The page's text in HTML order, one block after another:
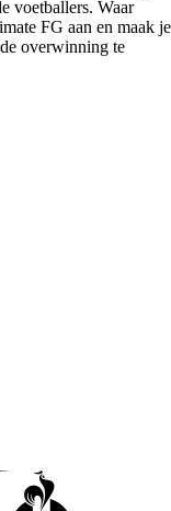
voetballers. Waar
FG aan en maak je
overwinning te